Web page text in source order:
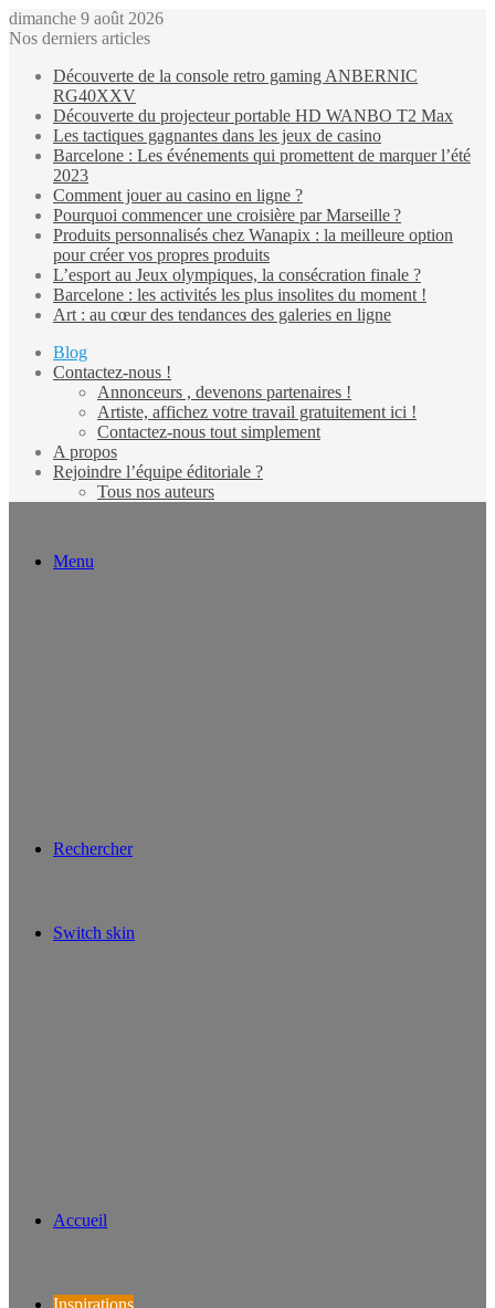
dimanche 9 août 2026
Nos derniers articles
Découverte de la console retro gaming ANBERNIC
RG40XXV
Découverte du projecteur portable HD WANBO T2 Max
Les tactiques gagnantes dans les jeux de casino
Barcelone : Les événements qui promettent de marquer l’été
2023
Comment jouer au casino en ligne ?
Pourquoi commencer une croisière par Marseille ?
Produits personnalisés chez Wanapix : la meilleure option
pour créer vos propres produits
L’esport au Jeux olympiques, la consécration finale ?
Barcelone : les activités les plus insolites du moment !
Art : au cœur des tendances des galeries en ligne
Blog
Contactez-nous !
Annonceurs , devenons partenaires !
Artiste, affichez votre travail gratuitement ici !
Contactez-nous tout simplement
A propos
Rejoindre l’équipe éditoriale ?
Tous nos auteurs
Menu
Rechercher
Switch skin
Accueil
Inspirations